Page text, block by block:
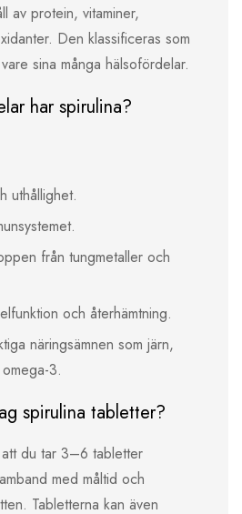
av protein, vitaminer,
Den klassificeras som
sina många hälsofördelar.
har spirulina?
uthållighet.
från tungmetaller och
och återhämtning.
näringsämnen som järn,
3.
spirulina tabletter?
du tar 3–6 tabletter
med måltid och
Tabletterna kan även